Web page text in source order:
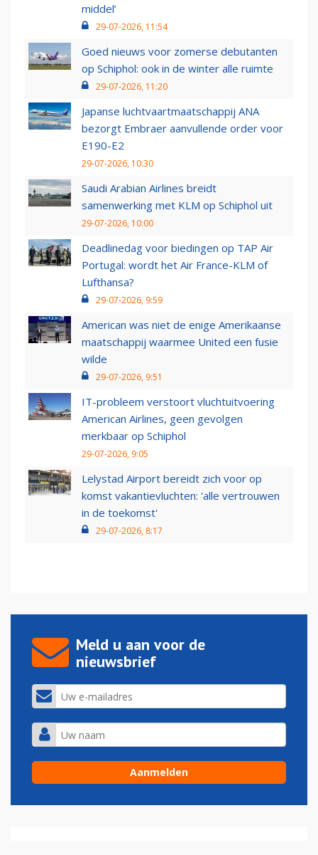
middel’
29-07-2026, 11:54
Goed nieuws voor zomerse debutanten
op Schiphol: ook in de winter alle ruimte
29-07-2026, 11:20
Japanse luchtvaartmaatschappij ANA
bezorgt Embraer aanvullende order voor
E190-E2
29-07-2026, 10:30
Saudi Arabian Airlines breidt
samenwerking met KLM op Schiphol uit
29-07-2026, 10:00
Deadlinedag voor biedingen op TAP Air
Portugal: wordt het Air France-KLM of
Lufthansa?
29-07-2026, 9:59
American was niet de enige Amerikaanse
maatschappij waarmee United een fusie
wilde
29-07-2026, 9:51
IT-probleem verstoort vluchtuitvoering
American Airlines, geen gevolgen
merkbaar op Schiphol
29-07-2026, 9:05
Lelystad Airport bereidt zich voor op
komst vakantievluchten: 'alle vertrouwen
in de toekomst'
29-07-2026, 8:17
Meld u aan voor de
nieuwsbrief